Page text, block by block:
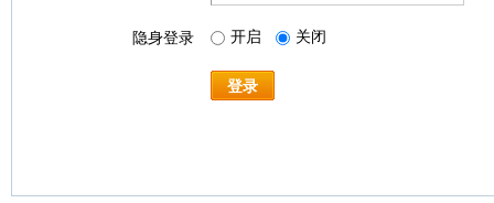
隐身登录 开启 关闭
登录